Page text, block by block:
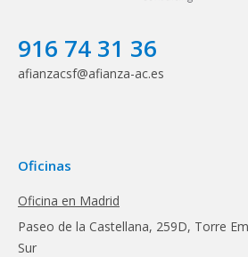
916 74 31 36
afianzacsf@afianza-ac.es
Oficinas
Oficina en Madrid
Paseo de la Castellana, 259D, Torre
Sur